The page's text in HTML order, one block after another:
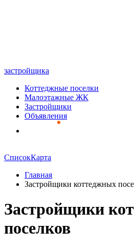
застройщика
Коттеджные поселки
Малоэтажные ЖК
Застройщики
Объявления
СписокКарта
Главная
Застройщики коттеджных
Застройщики
поселков